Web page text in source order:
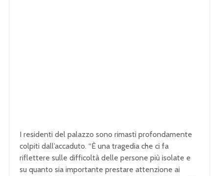
I residenti del palazzo sono rimasti profondamente
colpiti dall’accaduto. “È una tragedia che ci fa
riflettere sulle difficoltà delle persone più isolate e
su quanto sia importante prestare attenzione ai